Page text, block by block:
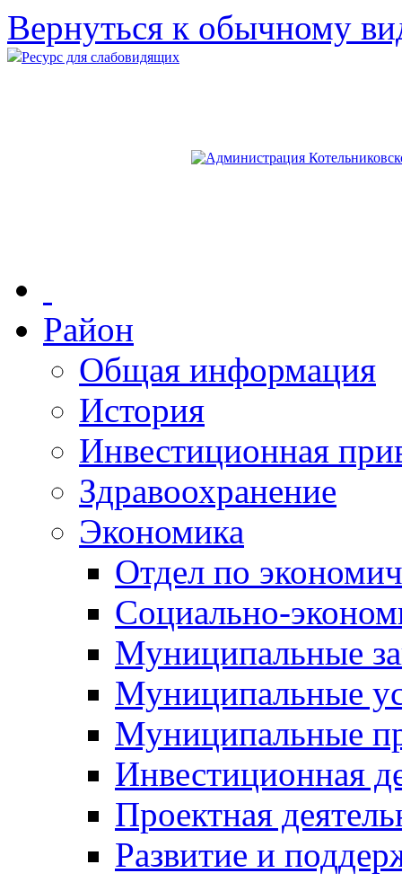
Вернуться к обычному
Ресурс для слабовидящих
Район
Общая информация
История
Инвестиционная
Здравоохранение
Экономика
Отдел по
Социально-
Муниципальные
Муниципальные
Муниципальные
Инвестиционная
Проектная
Развитие и